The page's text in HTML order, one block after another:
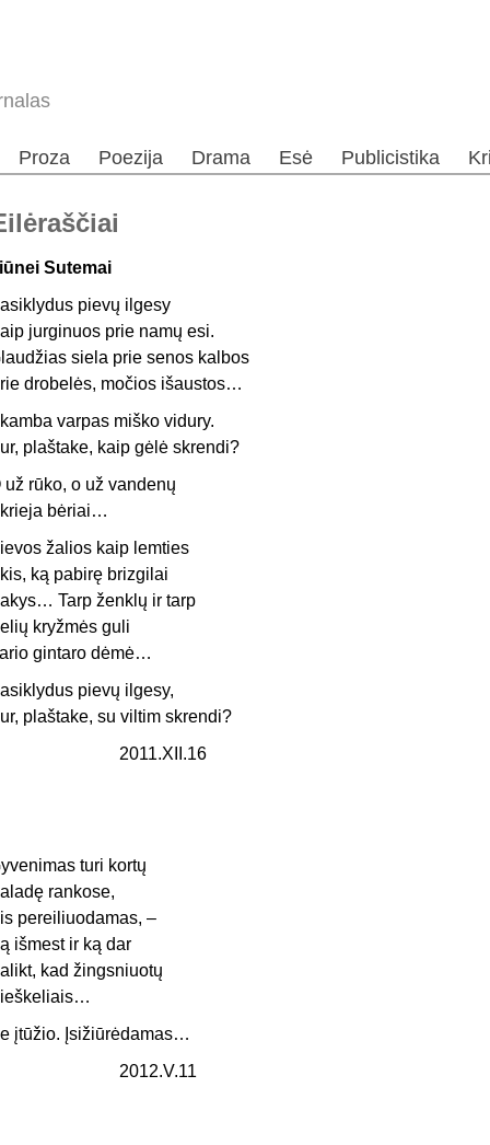
Proza Poezija Drama Esė Publicistika
Sutemai
pievų ilgesy
jurginuos prie namų esi.
siela prie senos kalbos
drobelės, močios išaustos…
varpas miško vidury.
plaštake, kaip gėlė skrendi?
už rūko, o už vandenų
bėriai…
žalios kaip lemties
ką pabirę brizgilai
Tarp ženklų ir tarp
kryžmės guli
gintaro dėmė…
pievų ilgesy,
plaštake, su viltim skrendi?
2011.XII.16
turi kortų
rankose,
pereiliuodamas, –
išmest ir ką dar
kad žingsniuotų
įtūžio. Įsižiūrėdamas…
2012.V.11